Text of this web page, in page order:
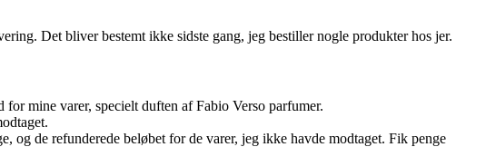
Det bliver bestemt ikke sidste gang, jeg bestiller nogle produkter hos jer.
mine varer, specielt duften af Fabio Verso parfumer.
og de refunderede beløbet for de varer, jeg ikke havde modtaget. Fik penge